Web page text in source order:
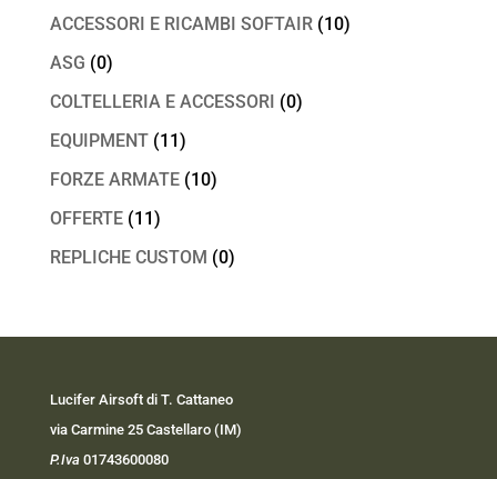
ACCESSORI E RICAMBI SOFTAIR (10)
ASG (0)
COLTELLERIA E ACCESSORI (0)
EQUIPMENT (11)
FORZE ARMATE (10)
OFFERTE (11)
REPLICHE CUSTOM (0)
Lucifer Airsoft di T. Cattaneo
via Carmine 25 Castellaro (IM)
P.Iva 01743600080